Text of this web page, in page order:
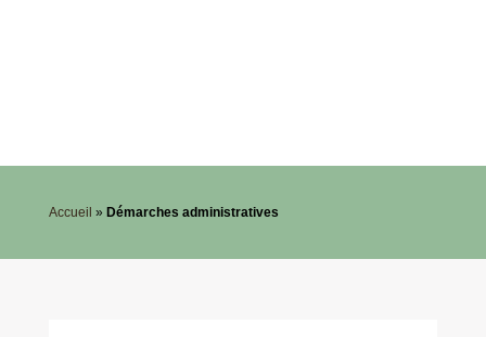
Accueil » Démarches administratives